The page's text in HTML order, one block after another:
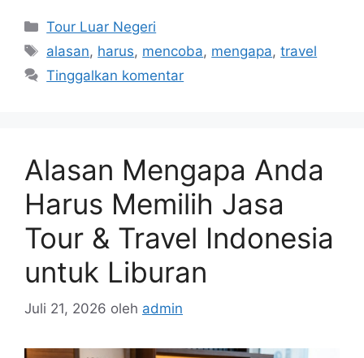
Kategori
Tour Luar Negeri
Tag
alasan, harus, mencoba, mengapa,travel
Tinggalkan komentar
Alasan Mengapa Anda
Harus Memilih Jasa
Tour & Travel Indonesia
untuk Liburan
Juli 21, 2026 oleh admin